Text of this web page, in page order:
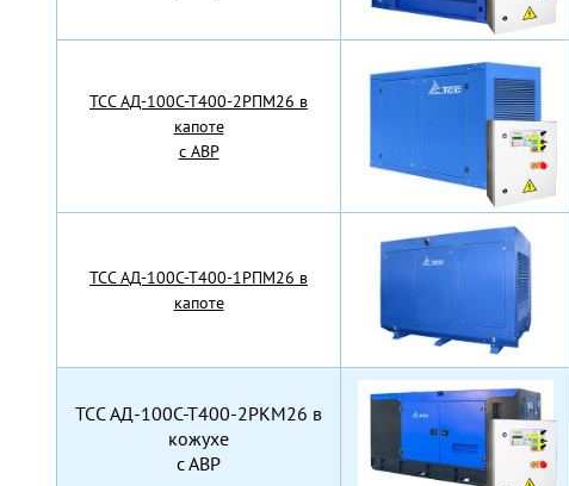
TCC АД-100С-Т400-2РПМ26 в
капоте
с АВР
TCC АД-100С-Т400-1РПМ26 в
капоте
TCC АД-100С-Т400-2РКМ26 в
кожухе
с АВР